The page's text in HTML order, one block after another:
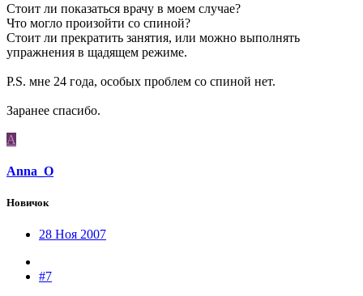
Стоит ли показаться врачу в моем случае?
Что могло произойти со спиной?
Стоит ли прекратить занятия, или можно выполнять
упражнения в щадящем режиме.
P.S. мне 24 года, особых проблем со спиной нет.
Заранее спасибо.
A
Anna_O
Новичок
28 Ноя 2007
#7